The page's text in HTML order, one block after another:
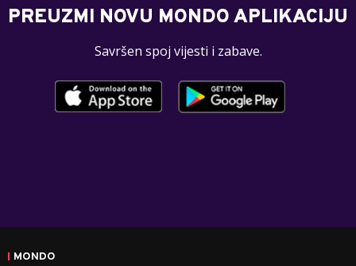
PREUZMI NOVU MONDO APLIKACIJU
Savršen spoj vijesti i zabave.
MONDO